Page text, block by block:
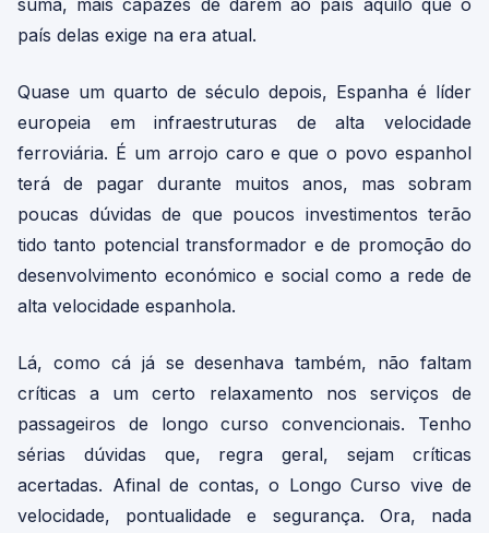
suma, mais capazes de darem ao país aquilo que o
país delas exige na era atual.
Quase um quarto de século depois, Espanha é líder
europeia em infraestruturas de alta velocidade
ferroviária. É um arrojo caro e que o povo espanhol
terá de pagar durante muitos anos, mas sobram
poucas dúvidas de que poucos investimentos terão
tido tanto potencial transformador e de promoção do
desenvolvimento económico e social como a rede de
alta velocidade espanhola.
Lá, como cá já se desenhava também, não faltam
críticas a um certo relaxamento nos serviços de
passageiros de longo curso convencionais. Tenho
sérias dúvidas que, regra geral, sejam críticas
acertadas. Afinal de contas, o Longo Curso vive de
velocidade, pontualidade e segurança. Ora, nada